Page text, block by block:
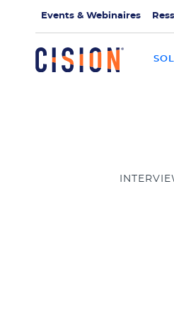
Events & Webinaires